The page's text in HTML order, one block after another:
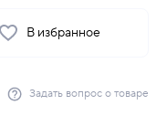
В избранное
Задать вопрос о товаре